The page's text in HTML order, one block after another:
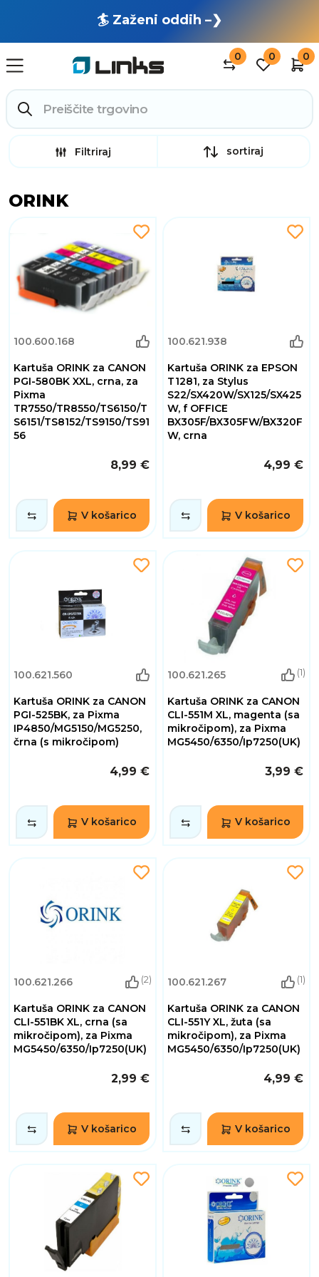
🏄 Zaženi oddih –❯
0 0 0
Filtriraj sortiraj
ORINK
100.600.168
Kartuša ORINK za CANON
PGI-580BK XXL, crna, za
Pixma
TR7550/TR8550/TS6150/T
S6151/TS8152/TS9150/TS91
56
8,99 €
V košarico
100.621.938
Kartuša ORINK za EPSON
T1281, za Stylus
S22/SX420W/SX125/SX425
W, f OFFICE
BX305F/BX305FW/BX320F
W, crna
4,99 €
V košarico
100.621.560
Kartuša ORINK za CANON
PGI-525BK, za Pixma
IP4850/MG5150/MG5250,
črna (s mikročipom)
4,99 €
V košarico
100.621.265 (1)
Kartuša ORINK za CANON
CLI-551M XL, magenta (sa
mikročipom), za Pixma
MG5450/6350/Ip7250(UK)
3,99 €
V košarico
100.621.266 (2)
Kartuša ORINK za CANON
CLI-551BK XL, crna (sa
mikročipom), za Pixma
MG5450/6350/Ip7250(UK)
2,99 €
V košarico
100.621.267 (1)
Kartuša ORINK za CANON
CLI-551Y XL, žuta (sa
mikročipom), za Pixma
MG5450/6350/Ip7250(UK)
4,99 €
V košarico